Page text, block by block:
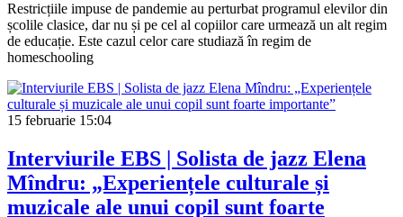
Restricțiile impuse de pandemie au perturbat programul elevilor din
școlile clasice, dar nu și pe cel al copiilor care urmează un alt regim
de educație. Este cazul celor care studiază în regim de
homeschooling
15 februarie 15:04
Interviurile EBS | Solista de jazz Elena
Mîndru: „Experiențele culturale și
muzicale ale unui copil sunt foarte